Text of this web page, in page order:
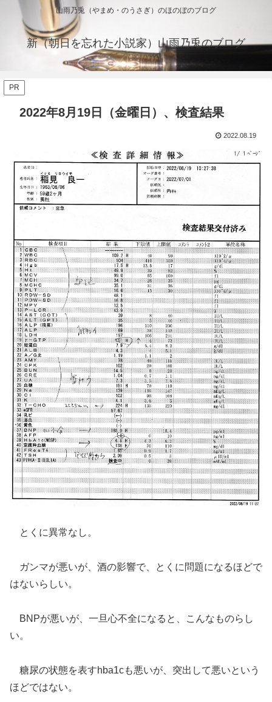
山雨乃兎（やまめ・のうさぎ）のほのぼのブログ
新（朝日を忘れた小説家）山雨乃兎のブログ
PR
2022年8月19日（金曜日）、検査結果
2022.08.19
とくに異常なし。
ガンマが悪いが、酒の影響で、とくに問題になるほどで
はないらしい。
BNPが悪いが、一旦心不全になると、こんなものらし
い。
糖尿の状態を表すhba1cも悪いが、突出して悪いという
ほどではない。